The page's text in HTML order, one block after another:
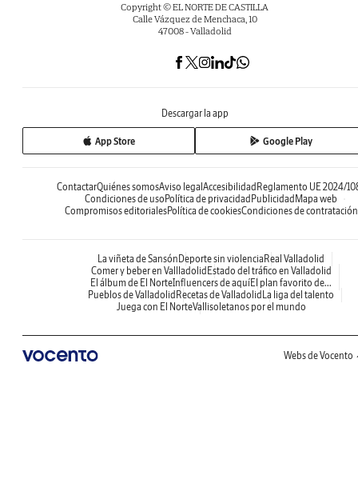
Copyright © EL NORTE DE CASTILLA
Calle Vázquez de Menchaca, 10
47008 - Valladolid
Descargar la app
App Store Google Play
ContactarQuiénes somosAviso legal Accesibilidad Reglamento UE 2024/
Condiciones de uso Política de privacidad Publicidad Mapa web
Compromisos editorialesPolítica de cookiesCondiciones de contratación
La viñeta de Sansón Deporte sin violencia Real Valladolid
Comer y beber en Vallladolid Estado del tráfico en Valladolid
El álbum de El NorteInfluencers de aquíEl plan favorito de...
Pueblos de Valladolid Recetas de Valladolid La liga del talento
Juega con El NorteVallisoletanos por el mundo
Webs de Vocento